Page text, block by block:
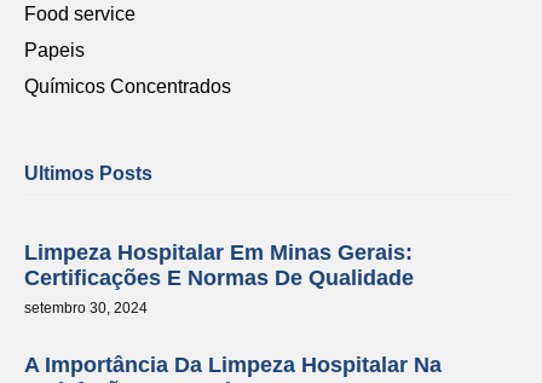
Food service
Papeis
Químicos Concentrados
Ultimos Posts
Limpeza Hospitalar Em Minas Gerais:
Certificações E Normas De Qualidade
setembro 30, 2024
A Importância Da Limpeza Hospitalar Na